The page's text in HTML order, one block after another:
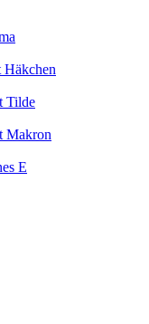
Häkchen
Tilde
Makron
E